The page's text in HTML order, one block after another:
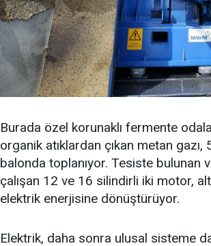
Burada özel korunaklı fermente
organik atıklardan çıkan metan
balonda toplanıyor. Tesiste bulunan
çalışan 12 ve 16 silindirli iki motor,
elektrik enerjisine dönüştürüyor.
Elektrik, daha sonra ulusal sisteme